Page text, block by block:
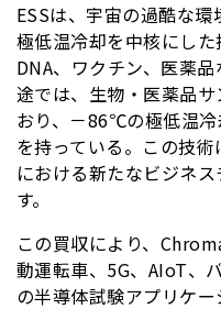
ESSは、宇宙の過酷な環
極低温冷却を中核にした
DNA、ワクチン、医薬
途では、生物・医薬品
おり、－86℃の極低温
を持っている。この技
における新たなビジネ
す。
この買収により、
動運転車、5G、AIoT、
の半導体試験アプリケ